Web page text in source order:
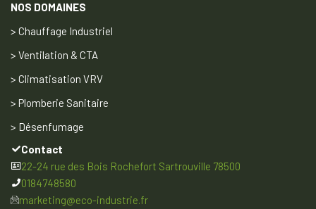
NOS DOMAINES
> Chauffage Industriel
> Ventilation & CTA
> Climatisation VRV
> Plomberie Sanitaire
> Désenfumage
Contact
22-24 rue des Bois Rochefort Sartrouville 78500
0184748580
marketing@eco-industrie.fr